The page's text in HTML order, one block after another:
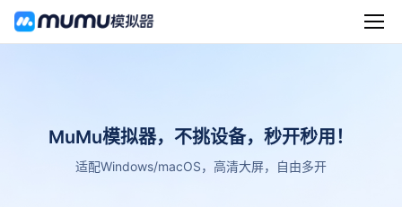
MuMu模拟器，不挑设备，秒开秒用！
适配Windows/macOS，高清大屏，自由多开